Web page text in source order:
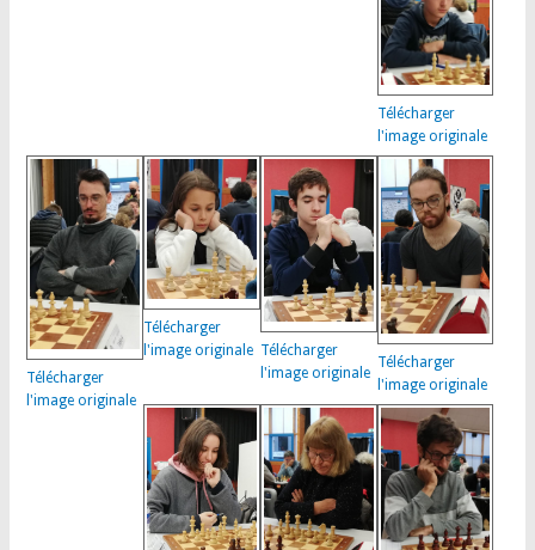
Télécharger
l'image originale
Télécharger
l'image originale
Télécharger
l'image originale Télécharger
l'image originale
Télécharger
l'image originale